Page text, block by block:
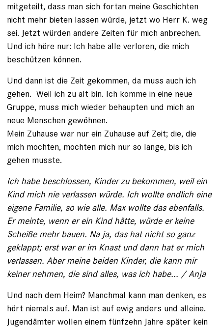
mitgeteilt, dass man sich fortan meine Geschichten
nicht mehr bieten lassen würde, jetzt wo Herr K. weg
sei. Jetzt würden andere Zeiten für mich anbrechen.
Und ich höre nur: Ich habe alle verloren, die mich
beschützen können.
Und dann ist die Zeit gekommen, da muss auch ich
gehen. Weil ich zu alt bin. Ich komme in eine neue
Gruppe, muss mich wieder behaupten und mich an
neue Menschen gewöhnen.
Mein Zuhause war nur ein Zuhause auf Zeit; die, die
mich mochten, mochten mich nur so lange, bis ich
gehen musste.
Ich habe beschlossen, Kinder zu bekommen, weil ein
Kind mich nie verlassen würde. Ich wollte endlich eine
eigene Fa­milie, so wie alle. Max wollte das ebenfalls.
Er meinte, wenn er ein Kind hätte, würde er keine
Scheiße mehr bauen. Na ja, das hat nicht so ganz
geklappt; erst war er im Knast und dann hat er mich
verlassen. Aber meine beiden Kinder, die kann mir
keiner nehmen, die sind alles, was ich habe... / Anja
Und nach dem Heim? Manchmal kann man denken, es
hört niemals auf. Man ist auf ewig anders und alleine.
Jugendämter wollen einem fünfzehn Jahre später kein